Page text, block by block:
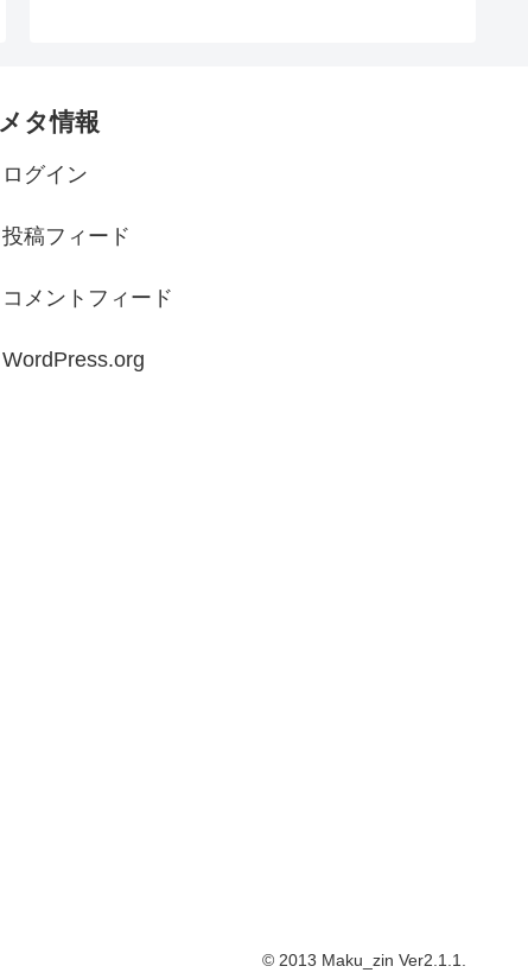
メタ情報
ログイン
投稿フィード
コメントフィード
WordPress.org
© 2013 Maku_zin Ver2.1.1.